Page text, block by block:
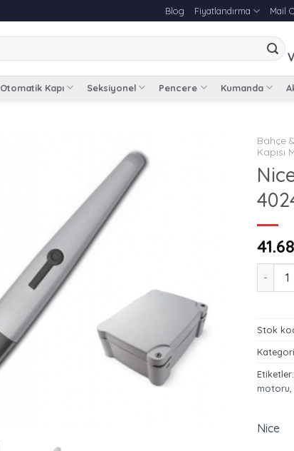
Blog Fiyatlandırma Mail
Otomatik Kapı Seksiyonel Pencere Kumanda
Bahçe
Kapısı
Nice
Stok
Etiketler:
motoru
Nice